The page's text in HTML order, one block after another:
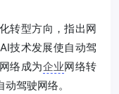
转型方向，指出网
技术发展使自动驾
络成为企业网络转
驾驶网络。